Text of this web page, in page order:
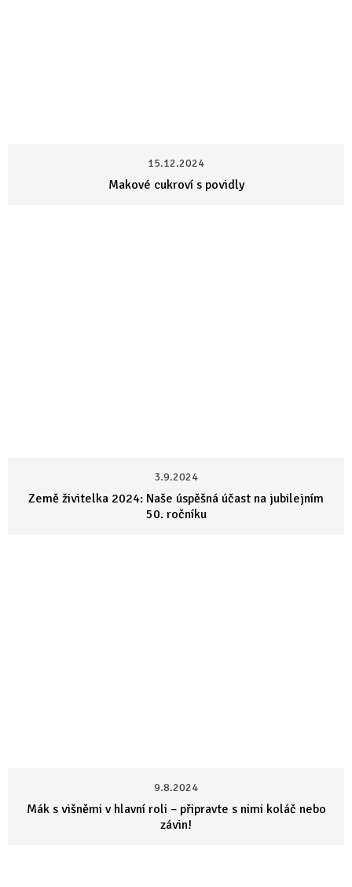
Makové cukroví s povidly
15.12.2024
Země živitelka 2024: Naše úspěšná účast na jubilejním
50. ročníku
3.9.2024
Mák s višněmi v hlavní roli – připravte s nimi koláč nebo
závin!
9.8.2024